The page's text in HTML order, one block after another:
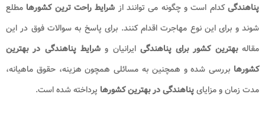
پناهندگیکدام است و چگونه می توانند از شرایط راحت ترین کشورها مطلع
شوند و برای این نوع مهاجرت اقدام کنند. برای پاسخ به سوالات فوق در این
مقالهبهترین کشور برای پناهندگی ایرانیان وشرایط پناهندگی در بهترین
کشورها بررسی شده و همچنین به مسائلی همچون هزینه، حقوق ماهیانه،
مدت زمان و مزایایپناهندگی در بهترین کشورها پرداخته شده است.